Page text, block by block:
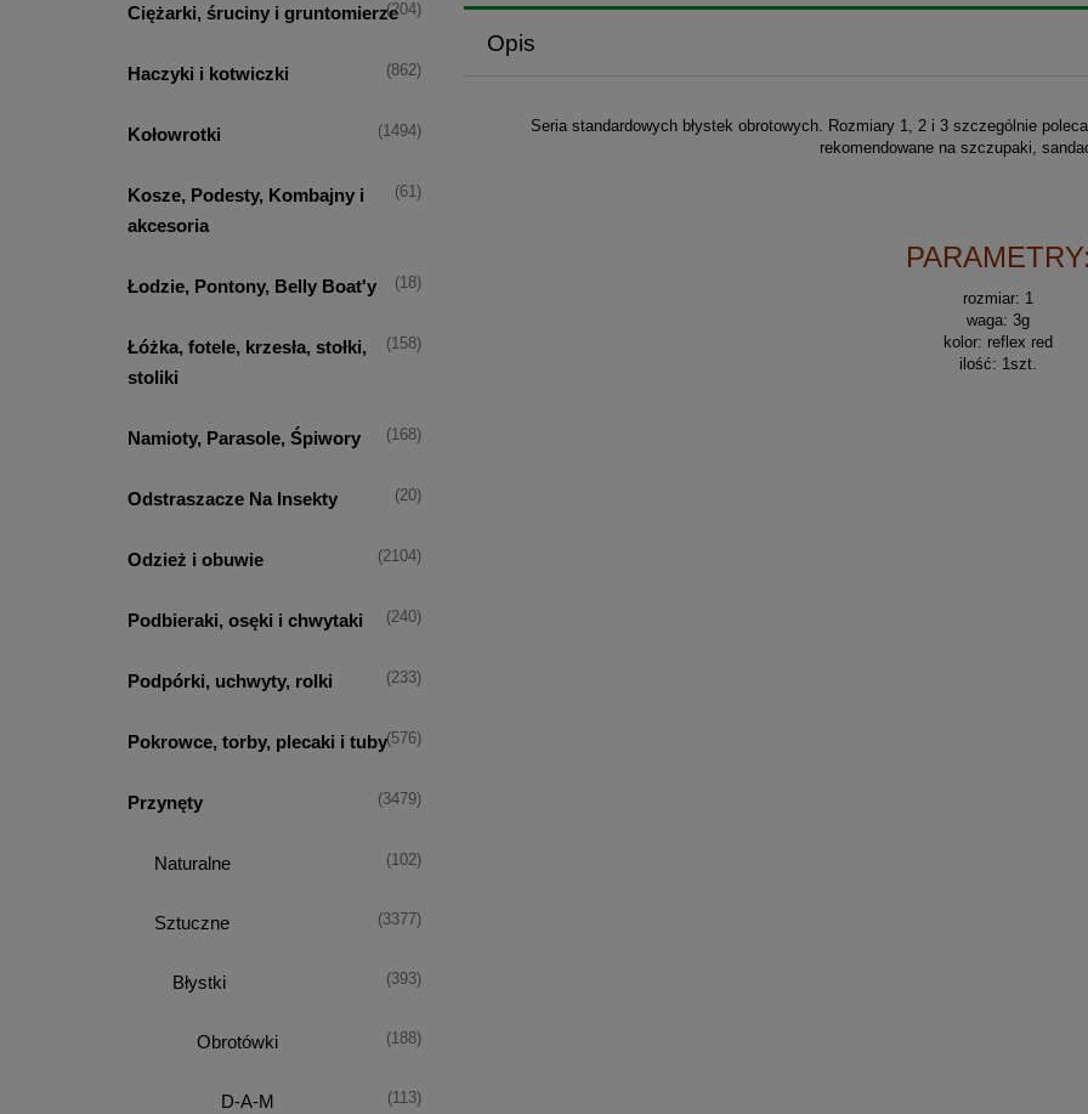
Ciężarki, śruciny i gruntomierze(204)
Haczyki i kotwiczki (862)
Kołowrotki (1494)
Kosze, Podesty, Kombajny i
akcesoria
(61)
Łodzie, Pontony, Belly Boat'y (18)
Łóżka, fotele, krzesła, stołki,
stoliki
(158)
Namioty, Parasole, Śpiwory (168)
Odstraszacze Na Insekty (20)
Odzież i obuwie (2104)
Podbieraki, osęki i chwytaki (240)
Podpórki, uchwyty, rolki (233)
Pokrowce, torby, plecaki i tuby(576)
Przynęty (3479)
Naturalne (102)
Sztuczne (3377)
Błystki (393)
Obrotówki (188)
D-A-M (113)
Opis
Seria standardowych błystek obrotowych. Rozmiary 1, 2 i 3 szczególnie
rekomendowane na szczupaki,
rozmiar: 1
waga: 3g
kolor: reflex red
ilość: 1szt.